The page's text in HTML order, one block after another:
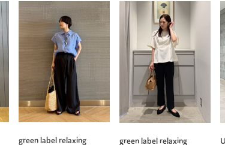
green label relaxing
green label relaxing